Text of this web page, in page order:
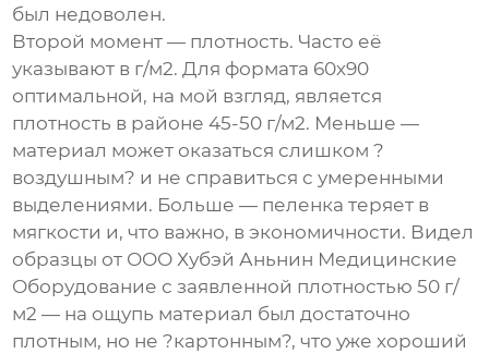
был недоволен.
Второй момент — плотность. Часто её
указывают в г/м2. Для формата 60х90
оптимальной, на мой взгляд, является
плотность в районе 45-50 г/м2. Меньше —
материал может оказаться слишком ?
воздушным? и не справиться с умеренными
выделениями. Больше — пеленка теряет в
мягкости и, что важно, в экономичности. Видел
образцы от ООО Хубэй Аньнин Медицинские
Оборудование с заявленной плотностью 50 г/
м2 — на ощупь материал был достаточно
плотным, но не ?картонным?, что уже хороший